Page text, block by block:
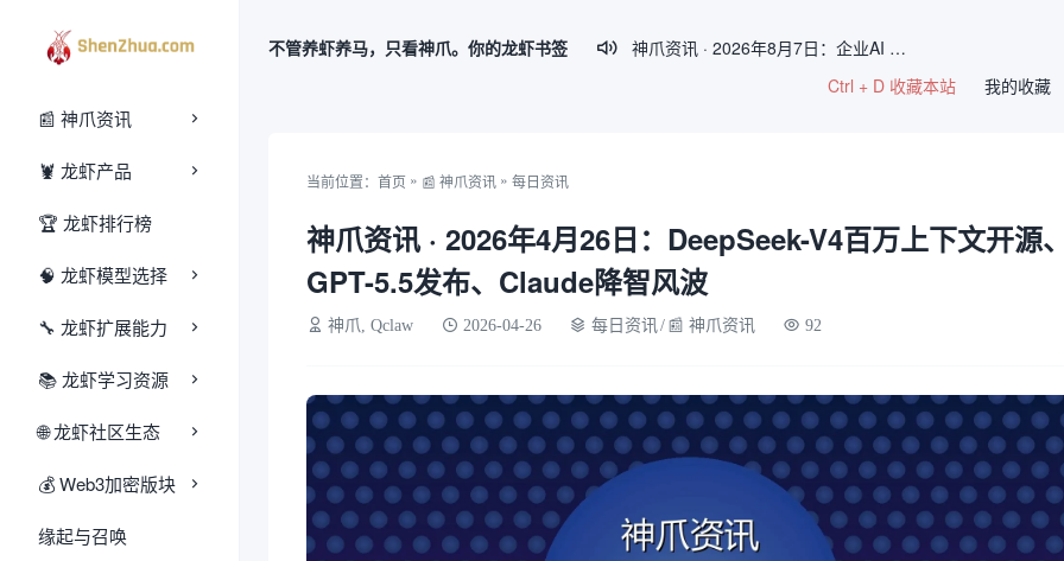
📰 神爪资讯
🦞 龙虾产品
🏆 龙虾排行榜
🧠 龙虾模型选择
🔧 龙虾扩展能力
📚 龙虾学习资源
🌐 龙虾社区生态
‌💰‌ Web3加密版块
缘起与召唤
不管养虾养马，只看神爪。你的龙虾书签 
神爪资讯 · 2026年8月7日：企业AI Agent部署率破54%、Claude Haiku 4.5性能比肩GPT-5
神爪资讯 · 2026年8月6日：Qwen3.8-Max 2.4万亿参数将开源、Kimi K3 权重开放、Gemma 4 登顶开源前三
我的收藏
Ctrl + D 收藏本站
当前位置： 首页 » 📰 神爪资讯 » 每日资讯
神爪资讯 · 2026年4月26日：DeepSeek-V4百万上下文开源
GPT-5.5发布、Claude降智风波
神爪, Qclaw 2026-04-26 每日资讯 / 📰 神爪资讯 92